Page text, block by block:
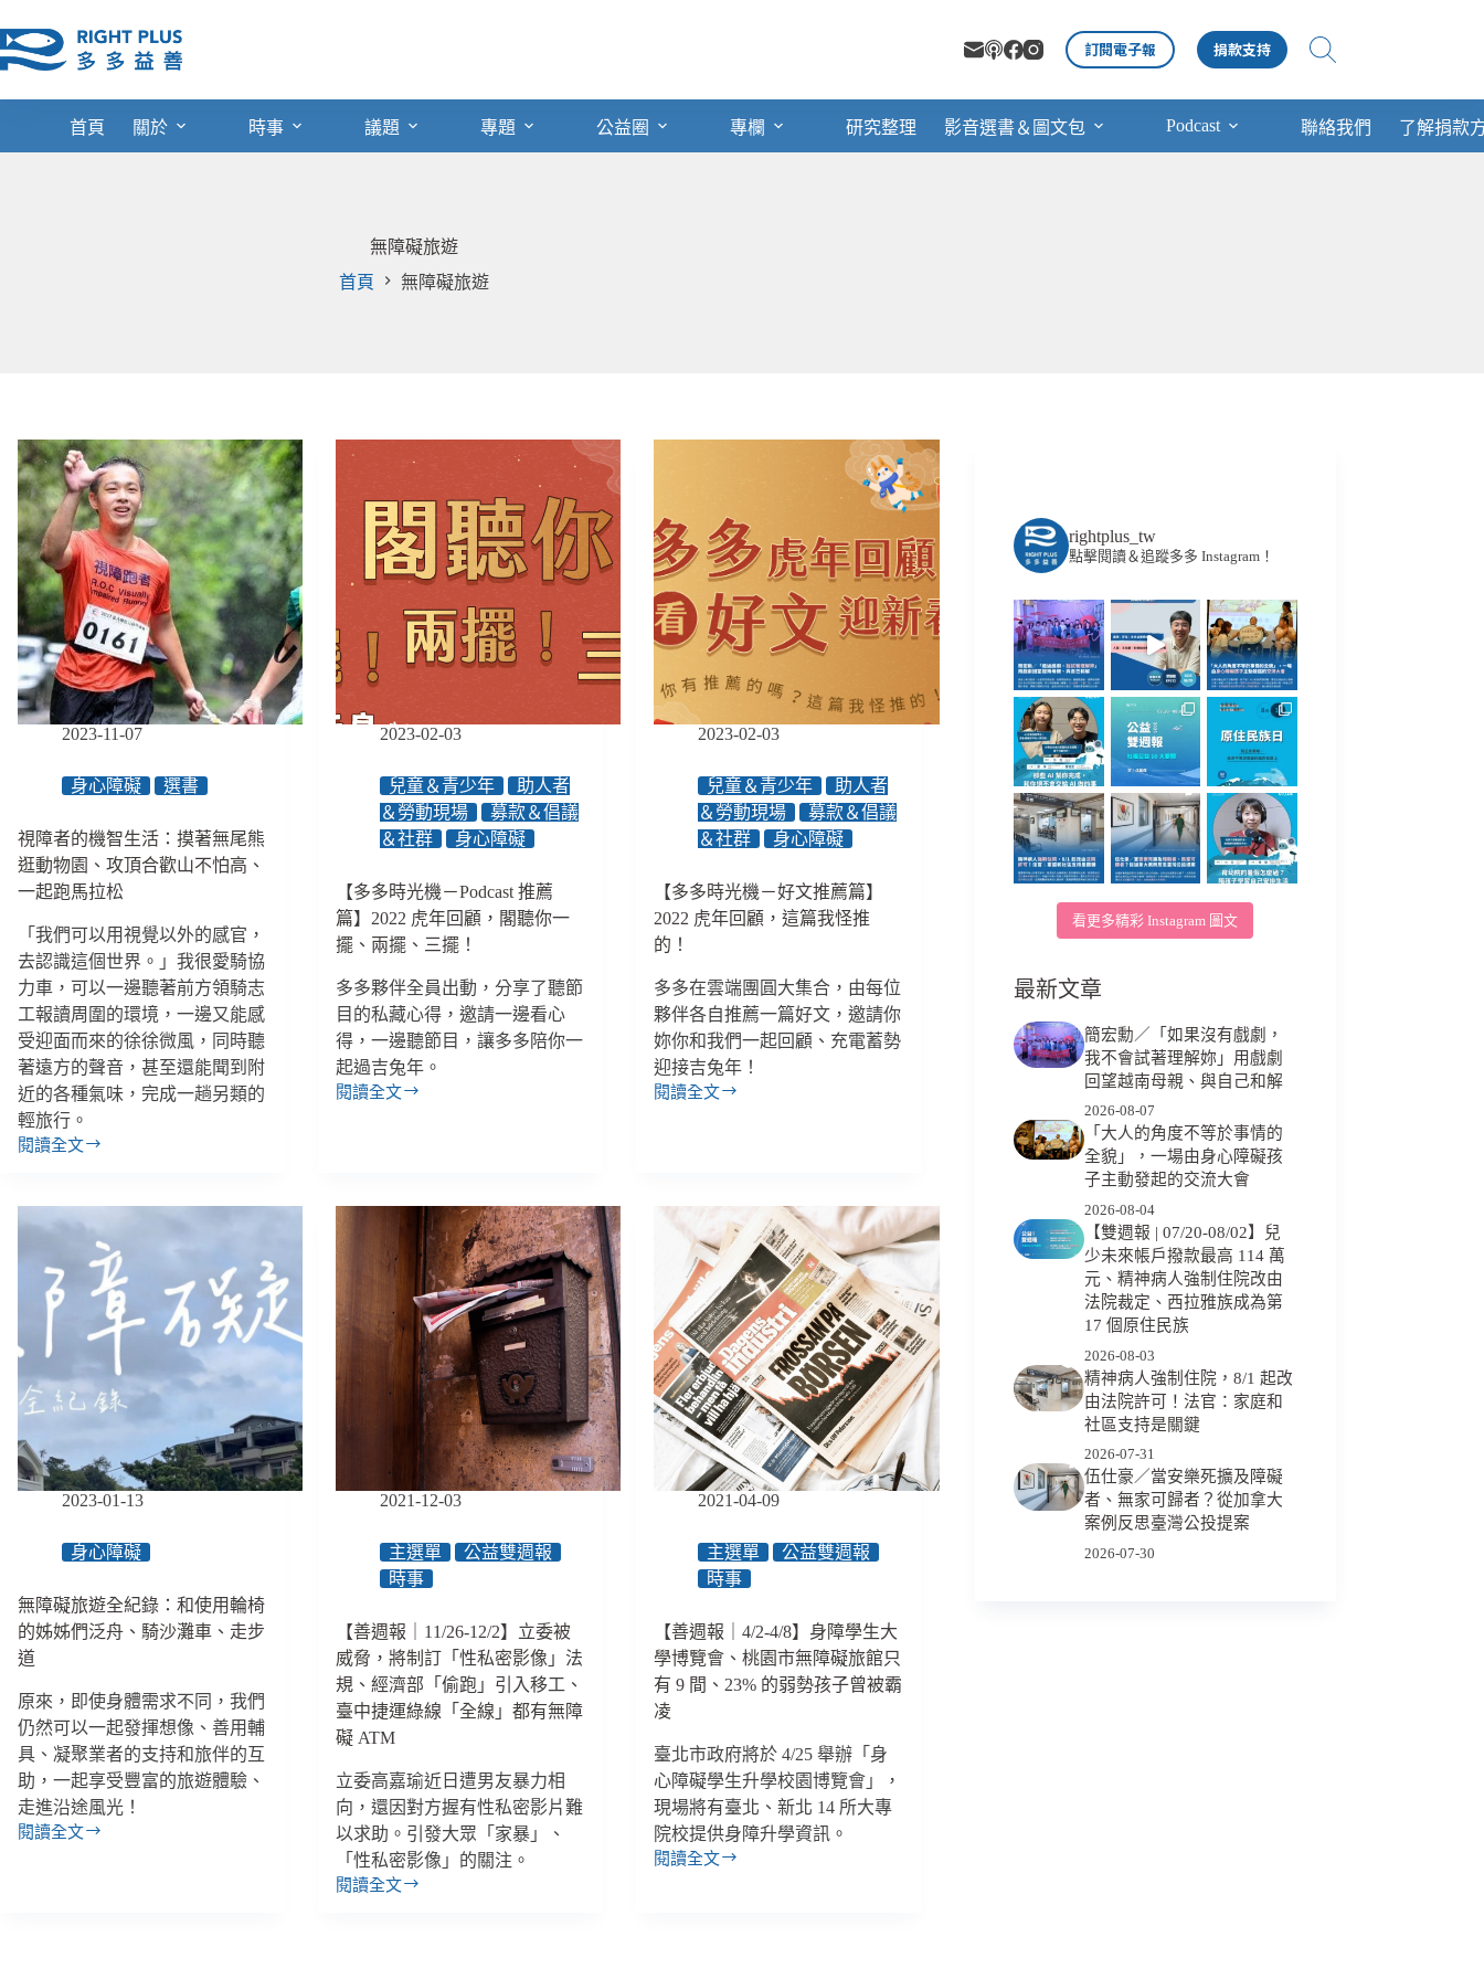
至
主
訂閱電子報 捐款支持
首頁 關於 時事 議題 專題 公益圈 專欄 研究整理 影音選書＆圖文包 Podcast 聯絡我們 了解捐款
無障礙旅遊
首頁
無障礙旅遊
2023-11-07
身心障礙 選書
視障者的機智生活：摸著無尾熊
逛動物園、攻頂合歡山不怕高、
一起跑馬拉松
「我們可以用視覺以外的感官，
去認識這個世界。」我很愛騎協
力車，可以一邊聽著前方領騎志
工報讀周圍的環境，一邊又能感
受迎面而來的徐徐微風，同時聽
著遠方的聲音，甚至還能聞到附
近的各種氣味，完成一趟另類的
輕旅行。
閱讀全文
視
的
無
尾
逛
動
合
歡
山
不
高、
一
起
跑
馬
拉
2023-02-03
兒童＆青少年
助人者
＆勞動現場
募款＆倡議
＆社群
身心障礙
【多多時光機－Podcast 推薦
篇】2022 虎年回顧，閣聽你一
擺、兩擺、三擺！
多多夥伴全員出動，分享了聽節
目的私藏心得，邀請一邊看心
得，一邊聽節目，讓多多陪你一
起過吉兔年。
閱讀全文
【多
Podcast
篇】
2022
年
回
你
擺！
2023-02-03
兒童＆青少年
助人者
＆勞動現場
募款＆倡議
＆社群
身心障礙
【多多時光機－好文推薦篇】
2022 虎年回顧，這篇我怪推
的！
多多在雲端團圓大集合，由每位
夥伴各自推薦一篇好文，邀請你
妳你和我們一起回顧、充電蓄勢
迎接吉兔年！
閱讀全文
【多
－
薦
篇】
2022
虎
年
回
顧，
2023-01-13
身心障礙
無障礙旅遊全紀錄：和使用輪椅
的姊姊們泛舟、騎沙灘車、走步
道
原來，即使身體需求不同，我們
仍然可以一起發揮想像、善用輔
具、凝聚業者的支持和旅伴的互
助，一起享受豐富的旅遊體驗、
走進沿途風光！
閱讀全文
無
2021-12-03
主選單
公益雙週報
時事
【善週報｜11/26-12/2】立委被
威脅，將制訂「性私密影像」法
規、經濟部「偷跑」引入移工、
臺中捷運綠線「全線」都有無障
礙 ATM
立委高嘉瑜近日遭男友暴力相
向，還因對方握有性私密影片難
以求助。引發大眾「家暴」、
「性私密影像」的關注。
閱讀全文
【善
2021-04-09
主選單
公益雙週報
時事
【善週報｜4/2-4/8】身障學生大
學博覽會、桃園市無障礙旅館只
有 9 間、23% 的弱勢孩子曾被霸
凌
臺北市政府將於 4/25 舉辦「身
心障礙學生升學校園博覽會」，
現場將有臺北、新北 14 所大專
院校提供身障升學資訊。
閱讀全文
【善
rightplus_tw
點擊閱讀＆追蹤多多 Instagram！
看更多精彩 Instagram 圖文
最新文章
簡宏勳／「如果沒有戲劇，
我不會試著理解妳」用戲劇
回望越南母親、與自己和解
2026-08-07
「大人的角度不等於事情的
全貌」，一場由身心障礙孩
子主動發起的交流大會
2026-08-04
【雙週報 | 07/20-08/02】兒
少未來帳戶撥款最高 114 萬
元、精神病人強制住院改由
法院裁定、西拉雅族成為第
17 個原住民族
2026-08-03
精神病人強制住院，8/1 起改
由法院許可！法官：家庭和
社區支持是關鍵
2026-07-31
伍仕豪／當安樂死擴及障礙
者、無家可歸者？從加拿大
案例反思臺灣公投提案
2026-07-30